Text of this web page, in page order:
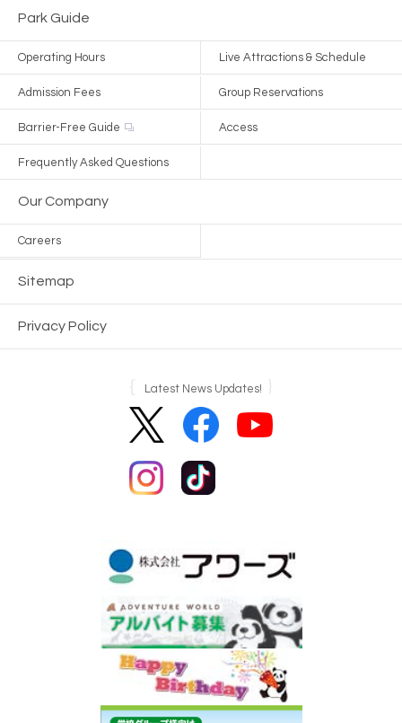
Park Guide
Operating Hours Live Attractions & Schedule
Admission Fees Group Reservations
Barrier-Free Guide Access
Frequently Asked Questions
Our Company
Careers
Sitemap
Privacy Policy
Latest News Updates!